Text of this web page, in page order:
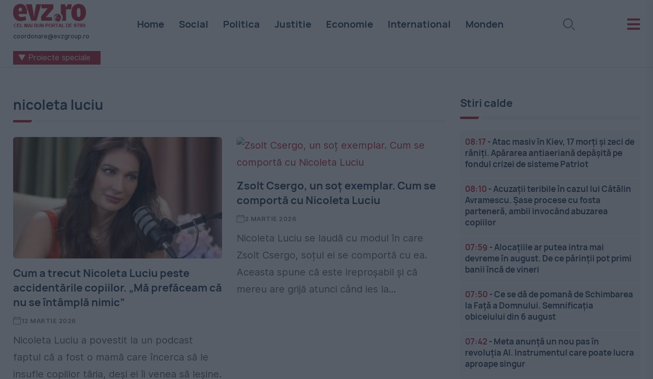
Știri
naționale
internaționale
România
-
coordonare@evzgroup.ro
Home Social Politica Justitie Economie International Monden
▼ Proiecte speciale
nicoleta luciu
Cum a trecut Nicoleta Luciu peste
accidentările copiilor. „Mă prefăceam că
nu se întâmplă nimic”
12 MARTIE 2026
Nicoleta Luciu a povestit la un podcast
faptul că a fost o mamă care încerca să le
insufle copiilor tăria, deși ei îi venea să leșine.
Zsolt Csergo, un soț exemplar. Cum se
comportă cu Nicoleta Luciu
2 MARTIE 2026
Nicoleta Luciu se laudă cu modul în care
Zsolt Csergo, soțul ei se comportă cu ea.
Aceasta spune că este ireproșabil și că
mereu are grijă atunci când ies la...
Stiri calde
08:17 -Atac masiv în Kiev, 17 morți și zeci de
răniți. Apărarea antiaeriană depășită pe
fondul crizei de sisteme Patriot
08:10 -Acuzații teribile în cazul lui Cătălin
Avramescu. Șase procese cu fosta
parteneră, ambii invocând abuzarea
copiilor
07:59 -Alocațiile ar putea intra mai
devreme în august. De ce părinții pot primi
banii încă de vineri
07:50 -Ce se dă de pomană de Schimbarea
la Față a Domnului. Semnificația
obiceiului din 6 august
07:42 - Meta anunță un nou pas în
revoluția AI. Instrumentul care poate lucra
aproape singur